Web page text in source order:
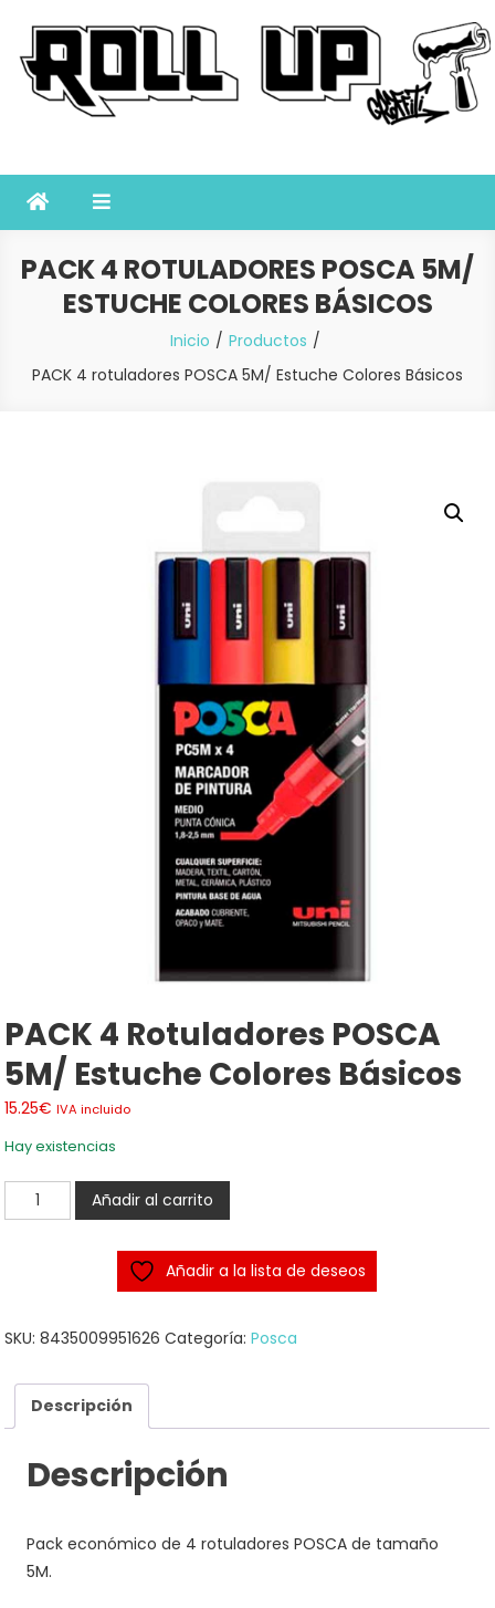
contenido
artes
PACK 4 ROTULADORES POSCA 5M/
ESTUCHE COLORES BÁSICOS
Inicio
Productos
PACK 4 rotuladores POSCA 5M/ Estuche Colores Básicos
PACK 4 Rotuladores POSCA
5M/ Estuche Colores Básicos
15.25€ IVA incluido
Hay existencias
PACK
4
Estuche
Básicos
cantidad
Añadir al carrito
Añadir a la lista de deseos
SKU:8435009951626 Categoría:Posca
Descripción
Descripción
Pack económico de 4 rotuladores POSCA de tamaño
5M.